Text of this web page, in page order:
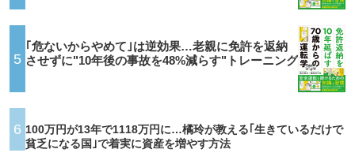
5
｢危ないからやめて｣は逆効果…老親に免許を返納
させずに"10年後の事故を48%減らす"トレーニング
6 100万円が13年で1118万円に…橘玲が教える｢生きているだけで
貧乏になる国｣で着実に資産を増やす方法